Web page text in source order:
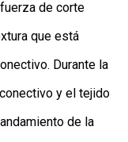
de corte
que está
Durante la
y el tejido
de la